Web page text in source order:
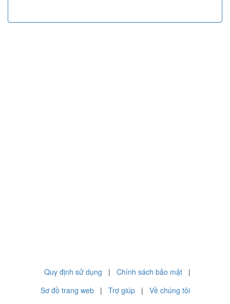
Quy định sử dụng | Chính sách bảo mật
|
Sơ đồ trang web
| Trợ giúp | Về chúng tôi